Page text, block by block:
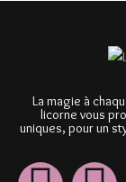
La magie à
licorne vous
uniques, pour un